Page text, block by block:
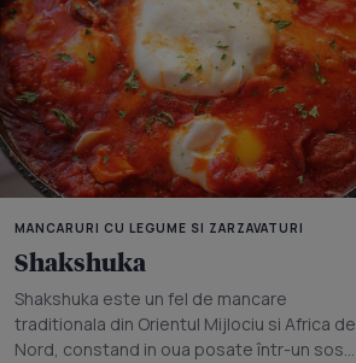
MANCARURI CU LEGUME SI ZARZAVATURI
Shakshuka
Shakshuka este un fel de mancare
traditionala din Orientul Mijlociu si Africa de
Nord, constand in oua posate într-un sos...